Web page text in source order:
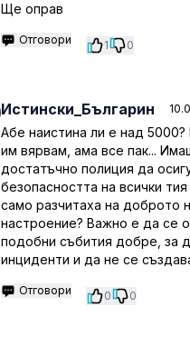
Ще оправ
Отговори 1 0
Истински_Българин
Абе наистина ли е над
им вярвам, ама все пак...
достатъчно полиция да
безопасността на всички
само разчитаха на доброто
настроение? Важно е да се
подобни събития добре, за
инциденти и да не се
Отговори 0 0